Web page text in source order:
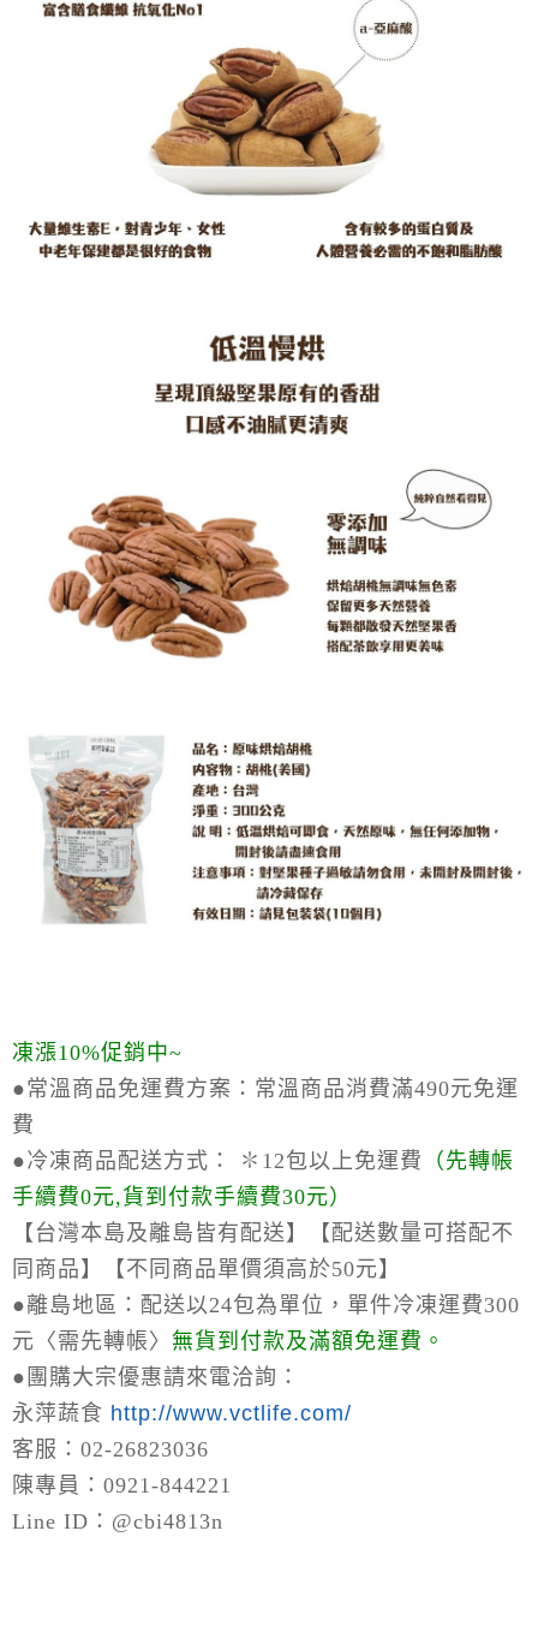
凍漲10%促銷中~
●常溫商品免運費方案： 常溫商品消費滿490元免運
費
●冷凍商品配送方式：
✽12包以上免運費 （先轉帳
手續費0元,貨到付款手續費30元）
【台灣本島及離島皆有配送】【配送數量可搭配不
同商品】【不同商品單價須高於50元】
●離島地區： 配送以24包為單位，單件冷凍運費300
元〈需先轉帳〉 無貨到付款及滿額免運費。
● 團購大宗優惠請來電洽詢：
永萍蔬食 http://www.vctlife.com/
客服：02-26823036
陳專員：0921-844221
Line ID：@cbi4813n